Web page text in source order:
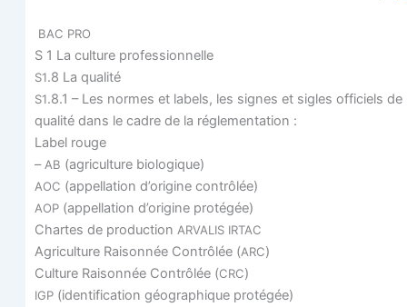
BAC PRO
S 1 La culture professionnelle
S1.8 La qualité
S1.8.1 – Les normes et labels, les signes et sigles offi­ciels de
qua­li­té dans le cadre de la réglementation :
Label rouge
– AB (agri­cul­ture biologique)
AOC (appel­la­tion d’origine contrôlée)
AOP(appel­la­tion d’origine protégée)
Chartes de pro­duc­tion ARVALIS IRTAC
Agri­cul­ture Rai­son­née Contrô­lée (ARC)
Culture Rai­son­née Contrô­lée (CRC)
IGP(iden­ti­fi­ca­tion géo­gra­phique protégée)